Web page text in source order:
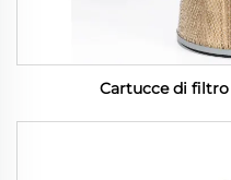
Cartucce di